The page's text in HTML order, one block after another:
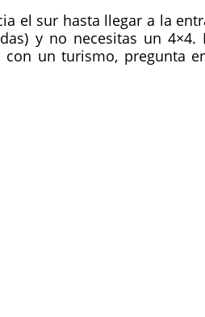
el sur hasta llegar a la
y no necesitas un
un turismo, pregunta